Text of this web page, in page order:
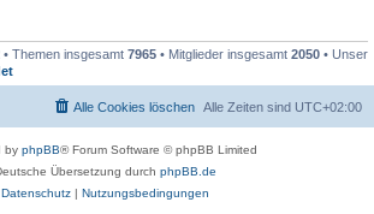
• Themen insgesamt 7965 • Mitglieder insgesamt 2050 • Unser
Alle Zeiten sind UTC+02:00
Alle Cookies löschen
by phpBB® Forum Software © phpBB Limited
Übersetzung durch phpBB.de
Datenschutz| Nutzungsbedingungen